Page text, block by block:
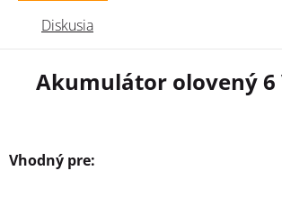
Diskusia
Akumulátor olovený 6
Vhodný pre: